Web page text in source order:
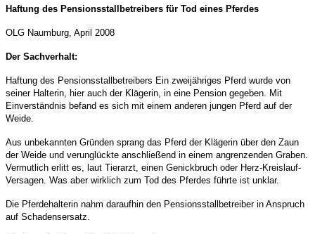
Haftung des Pensionsstallbetreibers für Tod eines Pferdes
OLG Naumburg, April 2008
Der Sachverhalt:
Haftung des Pensionsstallbetreibers Ein zweijähriges Pferd wurde von
seiner Halterin, hier auch der Klägerin, in eine Pension gegeben. Mit
Einverständnis befand es sich mit einem anderen jungen Pferd auf der
Weide.
Aus unbekannten Gründen sprang das Pferd der Klägerin über den Zaun
der Weide und verunglückte anschließend in einem angrenzenden Graben.
Vermutlich erlitt es, laut Tierarzt, einen Genickbruch oder Herz-Kreislauf-
Versagen. Was aber wirklich zum Tod des Pferdes führte ist unklar.
Die Pferdehalterin nahm daraufhin den Pensionsstallbetreiber in Anspruch
auf Schadensersatz.